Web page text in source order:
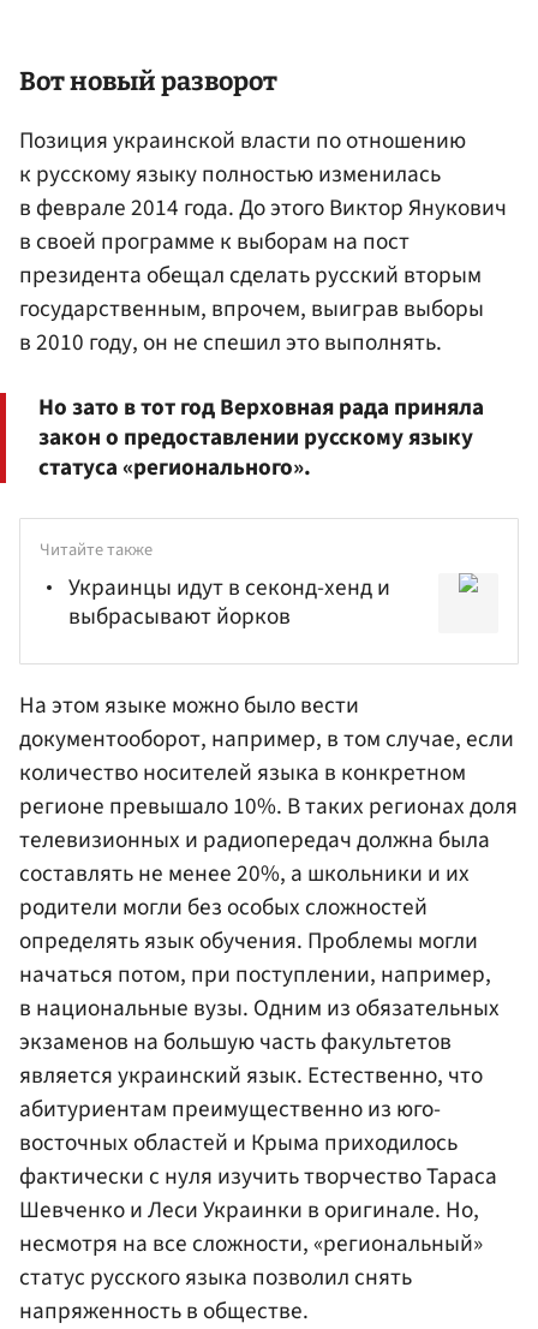
Вот новый разворот
Позиция украинской власти по отношению
к русскому языку полностью изменилась
в феврале 2014 года. До этого Виктор Янукович
в своей программе к выборам на пост
президента обещал сделать русский вторым
государственным, впрочем, выиграв выборы
в 2010 году, он не спешил это выполнять.
Но зато в тот год Верховная рада приняла
закон о предоставлении русскому языку
статуса «регионального».
Читайте также
Украинцы идут в секонд-хенд и
выбрасывают йорков
На этом языке можно было вести
документооборот, например, в том случае, если
количество носителей языка в конкретном
регионе превышало 10%. В таких регионах доля
телевизионных и радиопередач должна была
составлять не менее 20%, а школьники и их
родители могли без особых сложностей
определять язык обучения. Проблемы могли
начаться потом, при поступлении, например,
в национальные вузы. Одним из обязательных
экзаменов на большую часть факультетов
является украинский язык. Естественно, что
абитуриентам преимущественно из юго-
восточных областей и Крыма приходилось
фактически с нуля изучить творчество Тараса
Шевченко и Леси Украинки в оригинале. Но,
несмотря на все сложности, «региональный»
статус русского языка позволил снять
напряженность в обществе.